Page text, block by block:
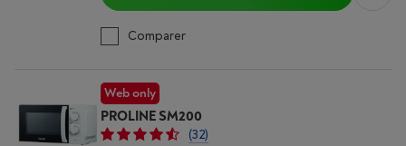
Comparer
Web only
PROLINE SM200
(32)